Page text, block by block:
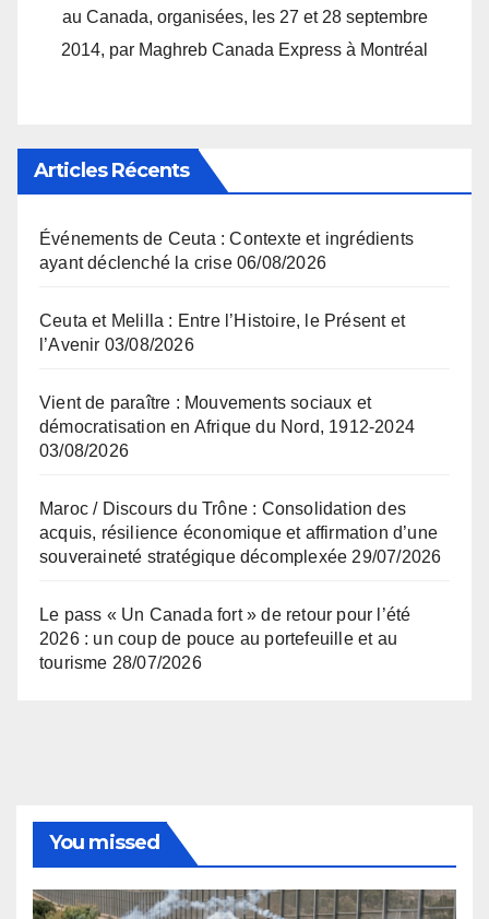
au Canada, organisées, les 27 et 28 septembre
2014, par Maghreb Canada Express à Montréal
Articles Récents
Événements de Ceuta : Contexte et ingrédients
ayant déclenché la crise 06/08/2026
Ceuta et Melilla : Entre l’Histoire, le Présent et
l’Avenir 03/08/2026
Vient de paraître : Mouvements sociaux et
démocratisation en Afrique du Nord, 1912-2024
03/08/2026
Maroc / Discours du Trône : Consolidation des
acquis, résilience économique et affirmation d’une
souveraineté stratégique décomplexée 29/07/2026
Le pass « Un Canada fort » de retour pour l’été
2026 : un coup de pouce au portefeuille et au
tourisme 28/07/2026
You missed